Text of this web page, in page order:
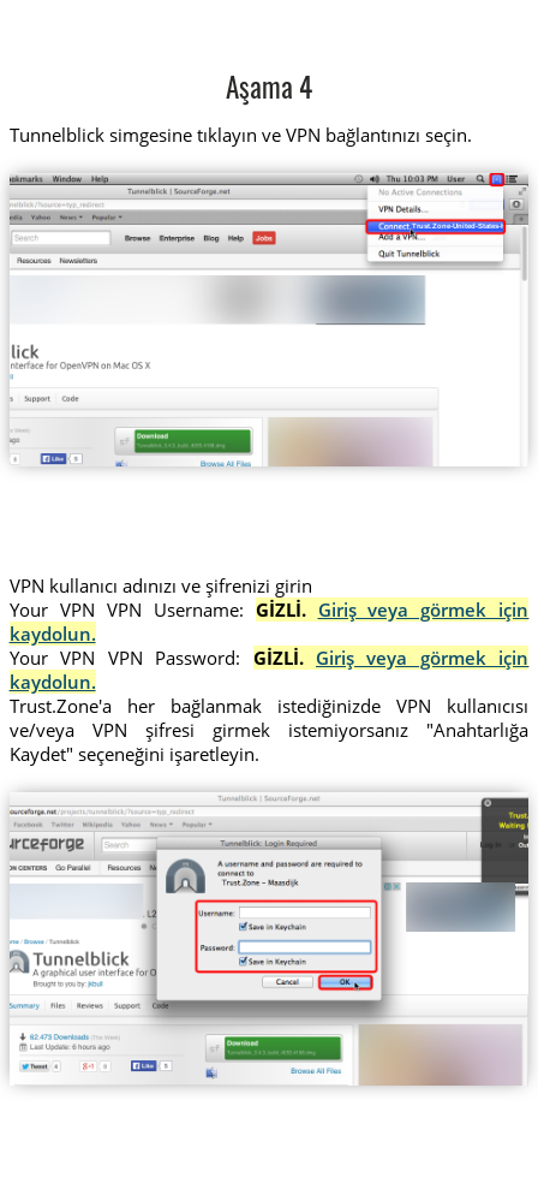
Aşama 4
Tunnelblick simgesine tıklayın ve VPN bağlantınızı seçin.
Trust.Zone-United-States-HULU
VPN kullanıcı adınızı ve şifrenizi girin
Your VPN VPN Username: GİZLİ. Giriş veya görmek için
kaydolun.
Your VPN VPN Password: GİZLİ. Giriş veya görmek için
kaydolun.
Trust.Zone'a her bağlanmak istediğinizde VPN kullanıcısı
ve/veya VPN şifresi girmek istemiyorsanız "Anahtarlığa
Kaydet" seçeneğini işaretleyin.